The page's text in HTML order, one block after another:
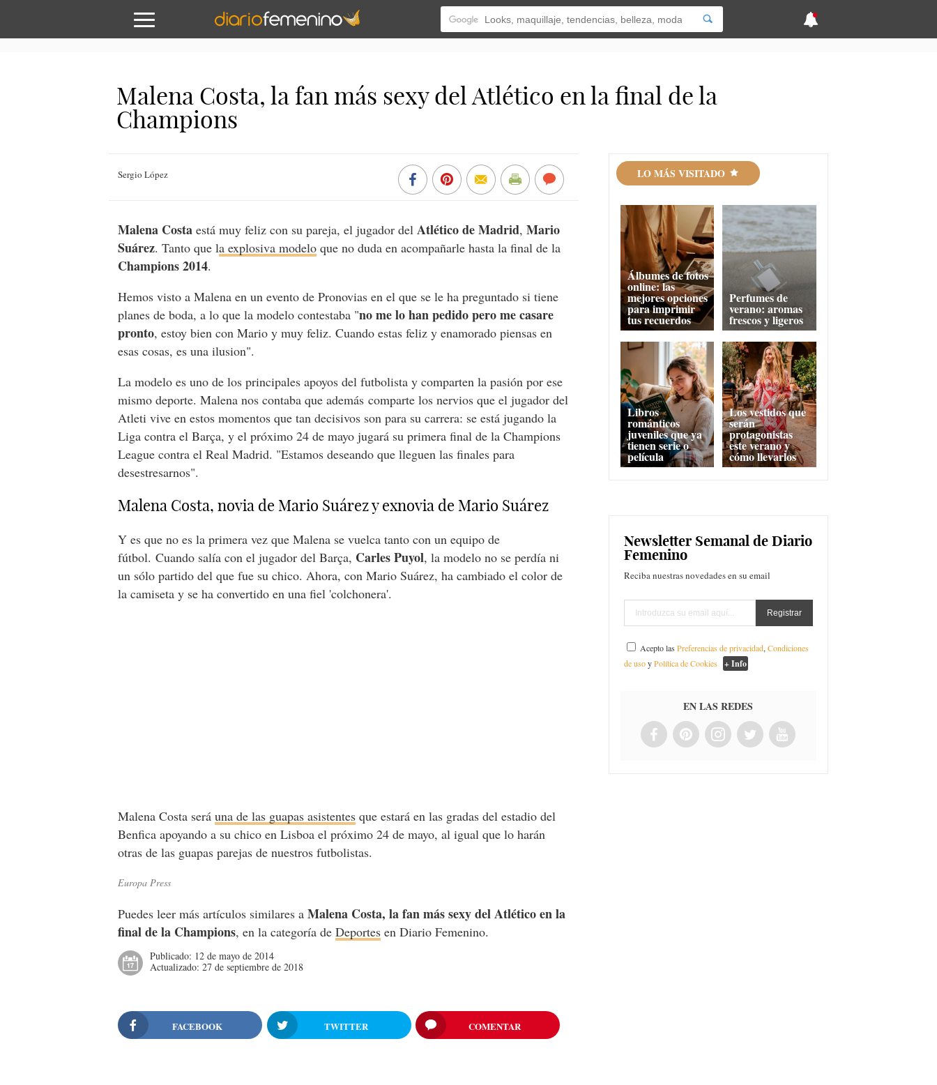
Malena Costa, la fan más sexy del Atlético en la final de la
Champions
Sergio López
Malena Costa está muy feliz con su pareja, el jugador delAtlético de Madrid,Mario
Suárez. Tanto que la explosiva modelo que no duda en acompañarle hasta la final de la
Champions 2014.
Hemos visto a Malena en un evento de Pronovias en el que se le ha preguntado si tiene
planes de boda, a lo que la modelo contestaba "no me lo han pedido pero me casare
pronto, estoy bien con Mario y muy feliz. Cuando estas feliz y enamorado piensas en
esas cosas, es una ilusion".
La modelo es uno de los principales apoyos del futbolista y comparten la pasión por ese
mismo deporte. Malena nos contaba que además comparte los nervios que el jugador del
Atleti vive en estos momentos que tan decisivos son para su carrera: se está jugando la
Liga contra el Barça, y el próximo 24 de mayo jugará su primera final de la Champions
League contra el Real Madrid. "Estamos deseando que lleguen las finales para
desestresarnos".
Malena Costa, novia de Mario Suárez y exnovia de Mario Suárez
Y es que no es la primera vez que Malena se vuelca tanto con un equipo de
fútbol. Cuando salía con el jugador del Barça, Carles Puyol, la modelo no se perdía ni
un sólo partido del que fue su chico. Ahora, con Mario Suárez, ha cambiado el color de
la camiseta y se ha convertido en una fiel 'colchonera'.
Malena Costa seráuna de las guapas asistentes que estará en las gradas del estadio del
Benfica apoyando a su chico en Lisboa el próximo 24 de mayo, al igual que lo harán
otras de las guapas parejas de nuestros futbolistas.
Europa Press
Puedes leer más artículos similares aMalena Costa, la fan más sexy del Atlético en la
final de la Champions, en la categoría deDeportes en Diario Femenino.
Publicado: 12 de mayo de 2014
Actualizado:27 de septiembre de 2018
FACEBOOK TWITTER COMENTAR
LO MÁS VISITADO
Álbumes de fotos
online: las
mejores opciones
para imprimir
tus recuerdos
Perfumes de
verano: aromas
frescos y ligeros
Libros
románticos
juveniles que ya
tienen serie o
película
Los vestidos que
serán
protagonistas
este verano y
cómo llevarlos
Newsletter Semanal de Diario
Femenino
Reciba nuestras novedades en su email
Acepto lasPreferencias de privacidad,Condiciones
de usoyPolítica de Cookies + Info
EN LAS REDES